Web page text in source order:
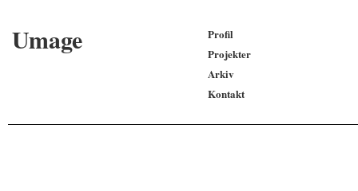
Umage
Profil
Projekter
Arkiv
Kontakt